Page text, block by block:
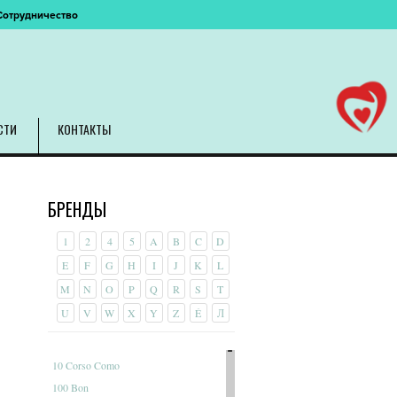
КОНТАКТЫ
БРЕНДЫ
1 2 4 5 A B C
D
E
F G H I J K
L
M
N O P Q R S
T
U
V W X Y Z É Л
10 Corso Como
100 Bon